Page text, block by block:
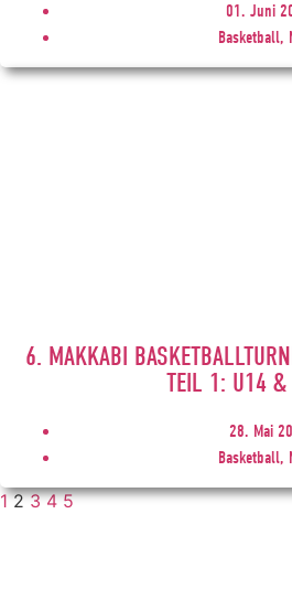
01. Juni
Basketball,
6. MAKKABI
TEIL 1: U14
28. Mai
Basketball,
1 2 3 4 5